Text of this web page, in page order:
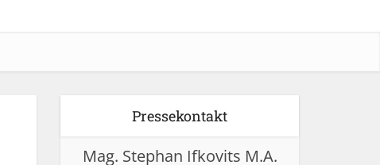
Pressekontakt
Mag. Stephan Ifkovits M.A.